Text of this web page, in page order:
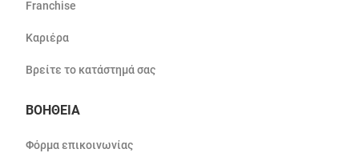
Franchise
Καριέρα
Βρείτε το κατάστημά σας
ΒΟΗΘΕΙΑ
Φόρμα επικοινωνίας